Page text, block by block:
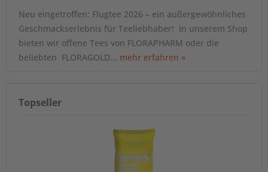
Neu eingetroffen: Flugtee 2026 – ein außergewöhnliches
Geschmackserlebnis für Teeliebhaber! In unserem Shop
bieten wir offene Tees von FLORAPHARM oder die
beliebten FLORAGOLD... mehr erfahren »
Topseller